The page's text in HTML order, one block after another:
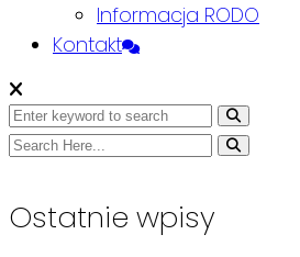
Informacja RODO
Kontakt
Ostatnie wpisy